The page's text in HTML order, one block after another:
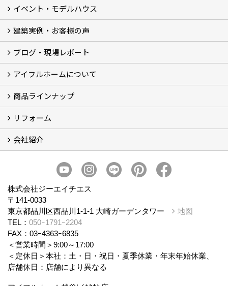
イベント・モデルハウス
イベント
モデルハウス見学
建築実例・お客様の声
建築実例
お客様の声
ブログ・現場レポート
ブログ
現場レポート
アイフルホームについて
アイフルホームについて (5)
商品ラインナップ
商品ラインナップ
リフォーム
まるごと断熱リフォーム
イベント情報
施工事例
会社紹介
スタッフ紹介
個人情報保護方針
株式会社ジーエイチエス
〒141-0033
東京都品川区西品川1-1-1 大崎ガーデンタワー
地図
TEL： 050ｰ1791ｰ2204
FAX：03ｰ4363ｰ6835
＜営業時間＞9:00～17:00
＜定休日＞本社：土・日・祝日・夏季休業・年末年始休業、
店舗休日：店舗により異なる